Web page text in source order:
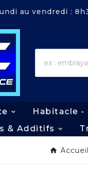
au vendredi :
Habitacle -
& Additifs
Accueil